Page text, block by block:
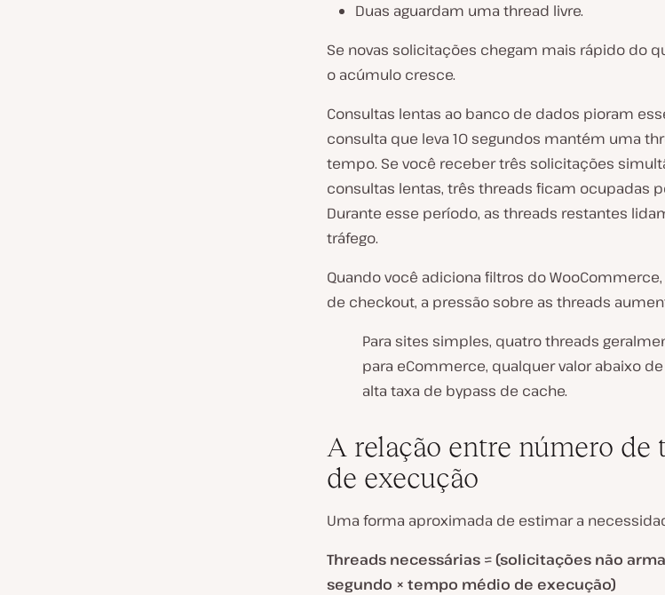
Duas aguardam uma thread livre.
Se novas solicitações chegam mais rápido do
o acúmulo cresce.
Consultas lentas ao banco de dados pioram
consulta que leva 10 segundos mantém uma
tempo. Se você receber três solicitações
consultas lentas, três threads ficam ocupadas
Durante esse período, as threads restantes
tráfego.
Quando você adiciona filtros do
de checkout, a pressão sobre as threads
Para sites simples, quatro threads
para eCommerce, qualquer valor abaixo
alta taxa de bypass de cache.
A relação entre número de
de execução
Uma forma aproximada de estimar a
Threads necessárias ≈ (solicitações não
segundo × tempo médio de execução)